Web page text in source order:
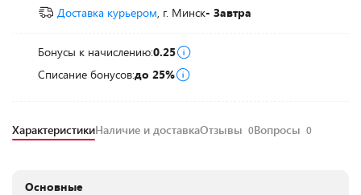
Доставка курьером, г. Минск- Завтра
Бонусы к начислению:0.25
Списание бонусов:до 25%
ХарактеристикиНаличие и доставкаОтзывы 0Вопросы 0
Основные